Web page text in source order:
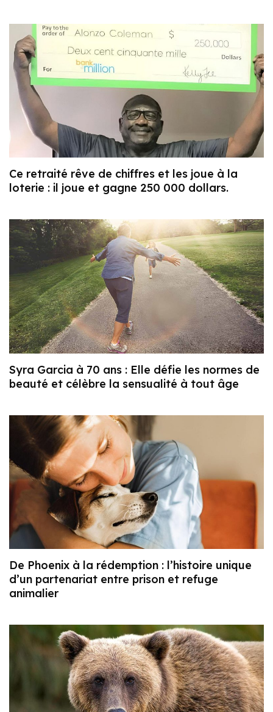
Ce retraité rêve de chiffres et les joue à la
loterie : il joue et gagne 250 000 dollars.
Syra Garcia à 70 ans : Elle défie les normes de
beauté et célèbre la sensualité à tout âge
De Phoenix à la rédemption : l’histoire unique
d’un partenariat entre prison et refuge
animalier